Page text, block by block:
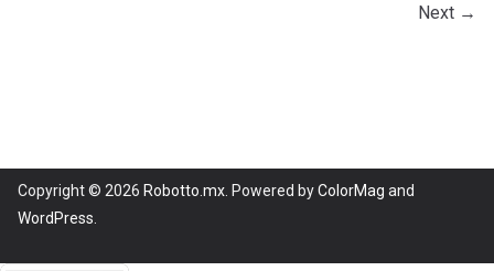
Next →
Copyright © 2026 Robotto.mx . Powered byColorMag and
WordPress